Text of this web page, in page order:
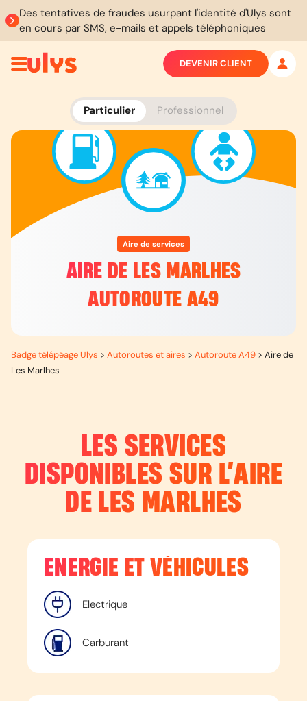
Des tentatives de fraudes usurpant l'identité d'Ulys sont
en cours par SMS, e-mails et appels téléphoniques
Particulier Professionnel
DEVENIR CLIENT
Aire de services
AIRE DE LES MARLHES
AUTOROUTE A49
Badge télépéage Ulys > Autoroutes et aires > Autoroute A49 > Aire de
Les Marlhes
LES SERVICES
DISPONIBLES SUR L’AIRE
DE LES MARLHES
ENERGIE ET VÉHICULES
Electrique
Carburant